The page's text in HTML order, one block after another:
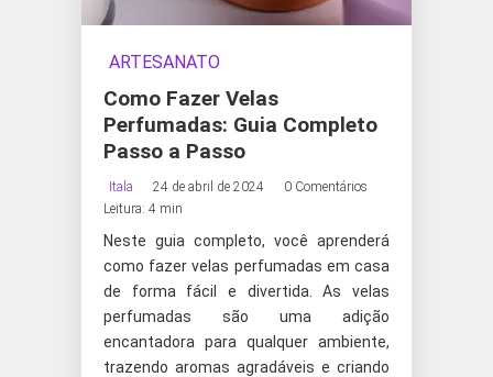
ARTESANATO
Como Fazer Velas
Perfumadas: Guia Completo
Passo a Passo
Itala 24 de abril de 2024
0 Comentários
Leitura: 4 min
Neste guia completo, você aprenderá
como fazer velas perfumadas em casa
de forma fácil e divertida. As velas
perfumadas são uma adição
encantadora para qualquer ambiente,
trazendo aromas agradáveis e criando